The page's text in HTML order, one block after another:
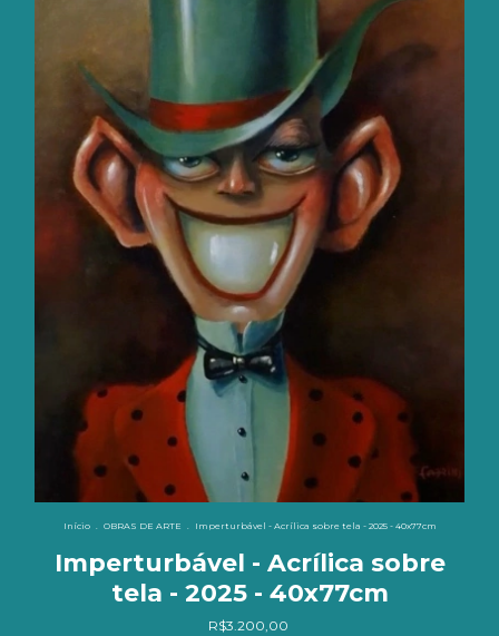
Início . OBRAS DE ARTE . Imperturbável - Acrílica sobre tela - 2025 - 40x77cm
Imperturbável - Acrílica sobre
tela - 2025 - 40x77cm
R$3.200,00